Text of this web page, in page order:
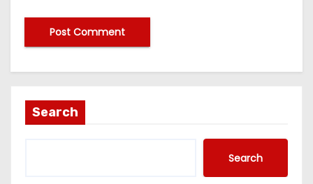
Search
Search